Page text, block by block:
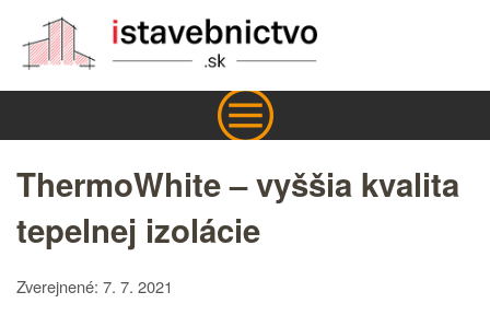
ThermoWhite – vyššia kvalita
tepelnej izolácie
Zverejnené: 7. 7. 2021